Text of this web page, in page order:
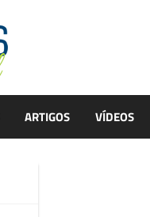
ARTIGOS VÍDEOS